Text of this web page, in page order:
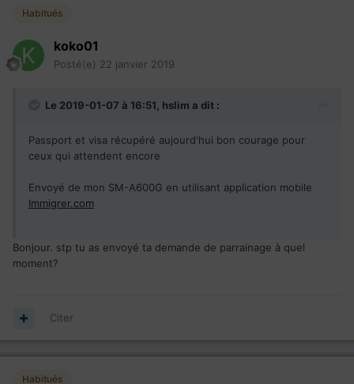
Habitués
koko01
Posté(e) 22 janvier 2019
Le 2019-01-07 à 16:51, hslim a dit :
Passport et visa récupéré aujourd'hui bon courage pour
ceux qui attendent encore
Envoyé de mon SM-A600G en utilisant application mobile
Immigrer.com
Bonjour. stp tu as envoyé ta demande de parrainage à quel
moment?
Citer
Habitués